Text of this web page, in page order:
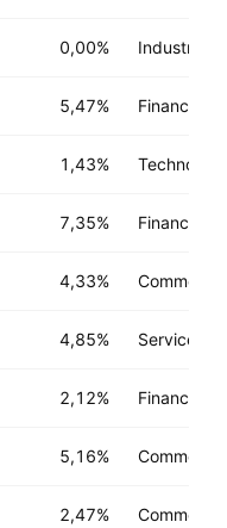
0,00% Industries
5,47% Finance
1,43%
7,35% Finance
4,33%
4,85% Services
2,12% Finance
5,16%
2,47%